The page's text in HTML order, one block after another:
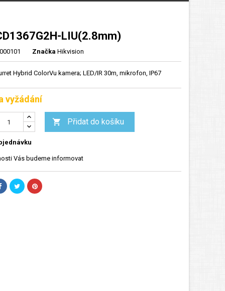
LIU(2.8mm)
Značka Hikvision
Hybrid ColorVu kamera; LED/IR 30m, mikrofon, IP67
vyžádání
 Přidat do košíku
Vás budeme informovat